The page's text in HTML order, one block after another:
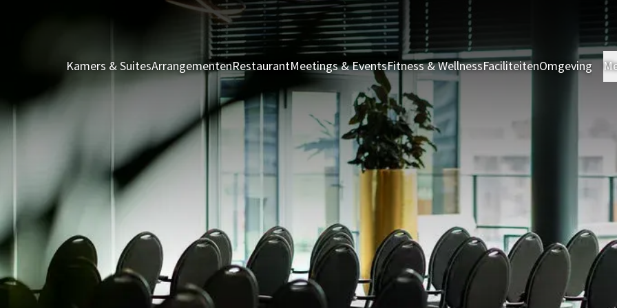
Kamers & SuitesArrangementenRestaurantMeetings & EventsFitness & WellnessFaciliteitenOmgeving